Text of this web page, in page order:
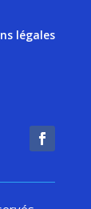
légales